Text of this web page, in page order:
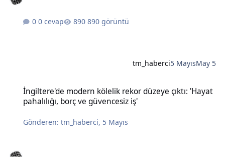
0 cevap 890 görüntü
tm_haberci5 MayısMay 5
İngiltere'de modern kölelik rekor düzeye çıktı: 'Hayat
pahalılığı, borç ve güvencesiz iş'
Gönderen:tm_haberci, 5 Mayıs